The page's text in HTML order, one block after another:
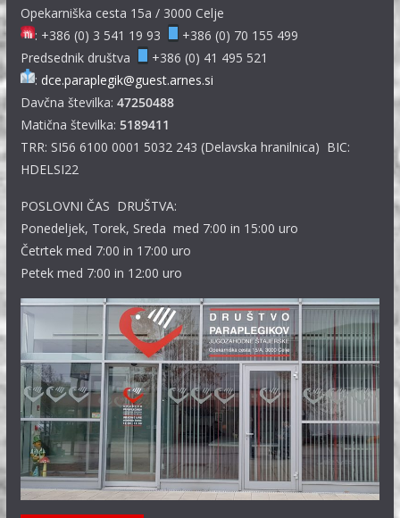
Opekarniška cesta 15a / 3000 Celje
: +386 (0) 3 541 19 93
+386 (0) 70 155 499
Predsednik društva
+386 (0) 41 495 521
: dce.paraplegik@guest.arnes.si
Davčna številka: 47250488
Matična številka: 5189411
TRR: SI56 6100 0001 5032 243 (Delavska hranilnica) BIC:
HDELSI22
POSLOVNI ČAS DRUŠTVA:
Ponedeljek, Torek, Sreda med 7:00 in 15:00 uro
Četrtek med 7:00 in 17:00 uro
Petek med 7:00 in 12:00 uro